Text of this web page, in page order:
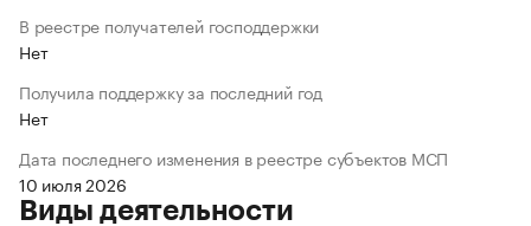
В реестре получателей господдержки
Нет
Получила поддержку за последний год
Нет
Дата последнего изменения в реестре субъектов МСП
10 июля 2026
Виды деятельности